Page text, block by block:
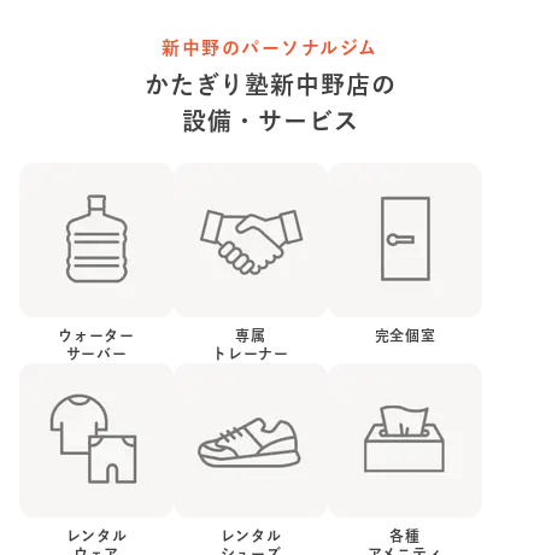
新中野のパーソナルジム
かたぎり塾新中野店 の
設備・サービス
ウォーター
サーバー
専属
トレーナー
完全個室
レンタル
レンタル
各種